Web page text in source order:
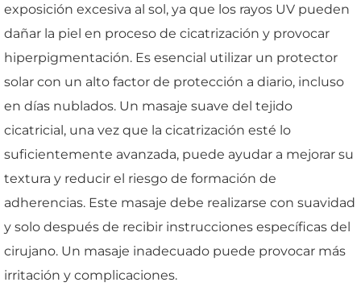
exposición excesiva al sol, ya que los rayos UV pueden
dañar la piel en proceso de cicatrización y provocar
hiperpigmentación. Es esencial utilizar un protector
solar con un alto factor de protección a diario, incluso
en días nublados. Un masaje suave del tejido
cicatricial, una vez que la cicatrización esté lo
suficientemente avanzada, puede ayudar a mejorar su
textura y reducir el riesgo de formación de
adherencias. Este masaje debe realizarse con suavidad
y solo después de recibir instrucciones específicas del
cirujano. Un masaje inadecuado puede provocar más
irritación y complicaciones.